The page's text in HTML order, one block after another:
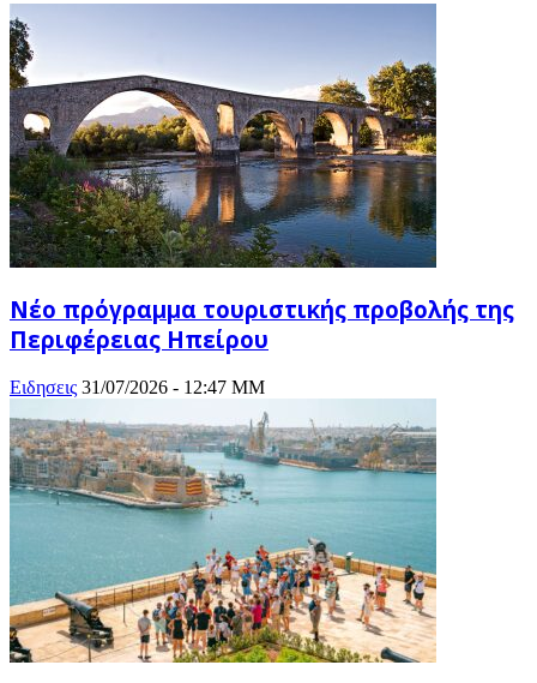
Νέο πρόγραμμα τουριστικής προβολής της
Περιφέρειας Ηπείρου
Ειδησεις 31/07/2026 - 12:47 ΜΜ